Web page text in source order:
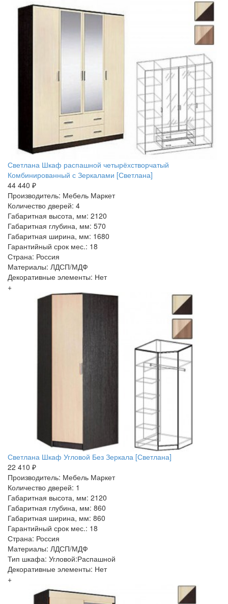
Светлана Шкаф распашной четырёхстворчатый
Комбинированный с Зеркалами [Светлана]
44 440 ₽
Производитель: Мебель Маркет
Количество дверей: 4
Габаритная высота, мм: 2120
Габаритная глубина, мм: 570
Габаритная ширина, мм: 1680
Гарантийный срок мес.: 18
Страна: Россия
Материалы: ЛДСП/МДФ
Декоративные элементы: Нет
+
Светлана Шкаф Угловой Без Зеркала [Светлана]
22 410 ₽
Производитель: Мебель Маркет
Количество дверей: 1
Габаритная высота, мм: 2120
Габаритная глубина, мм: 860
Габаритная ширина, мм: 860
Гарантийный срок мес.: 18
Страна: Россия
Материалы: ЛДСП/МДФ
Тип шкафа: Угловой:Распашной
Декоративные элементы: Нет
+